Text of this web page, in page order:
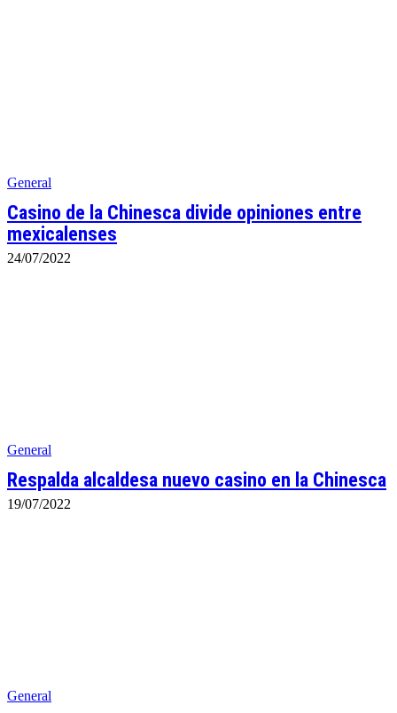
General
Casino de la Chinesca divide opiniones entre
mexicalenses
24/07/2022
General
Respalda alcaldesa nuevo casino en la Chinesca
19/07/2022
General